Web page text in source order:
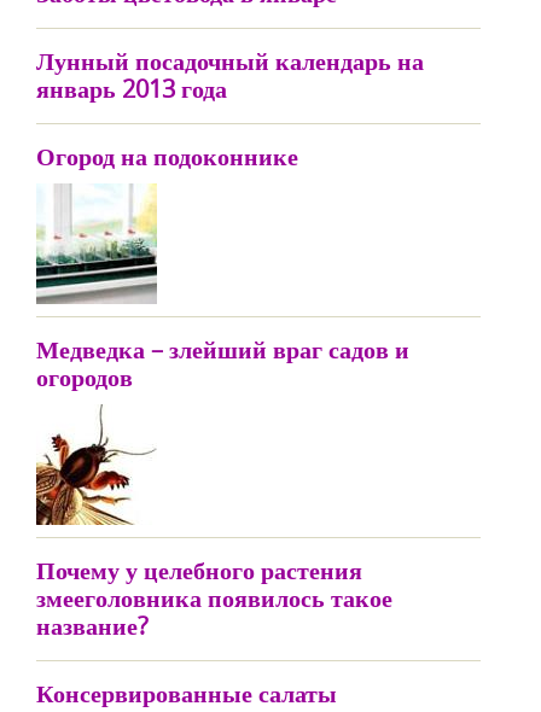
Лунный посадочный календарь на
январь 2013 года
Огород на подоконнике
Медведка – злейший враг садов и
огородов
Почему у целебного растения
змееголовника появилось такое
название?
Консервированные салаты